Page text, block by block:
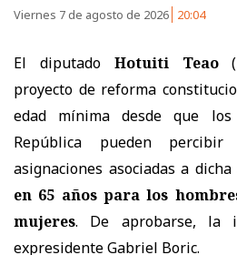
Viernes 7 de agosto de 2026 20:04
El diputadoHotuiti Teao
proyecto de reforma
edad mínima desde que
República pueden
asignaciones asociadas a
en 65 años para los
mujeres. De aprobarse, la
expresidente Gabriel Boric.